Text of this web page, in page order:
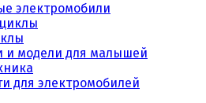
электромобили
и модели для малышей
для электромобилей